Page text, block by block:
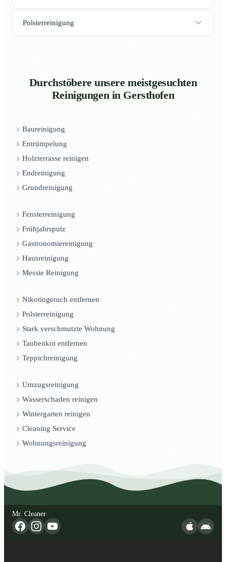
Polsterreinigung
Durchstöbere unsere meistgesuchten
Reinigungen in Gersthofen
Baureinigung
Entrümpelung
Holzterrasse reinigen
Endreinigung
Grundreinigung
Fensterreinigung
Frühjahrsputz
Gastronomiereinigung
Hausreinigung
Messie Reinigung
Nikotingeruch entfernen
Polsterreinigung
Stark verschmutzte Wohnung
Taubenkot entfernen
Teppichreinigung
Umzugsreinigung
Wasserschaden reinigen
Wintergarten reinigen
Cleaning Service
Wohnungsreinigung
Mr. Cleaner